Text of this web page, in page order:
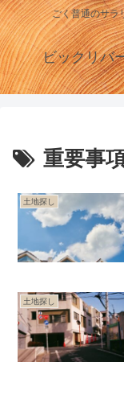
ごく普通のサラ
ビックリバ
重要事
土地探し
土地探し